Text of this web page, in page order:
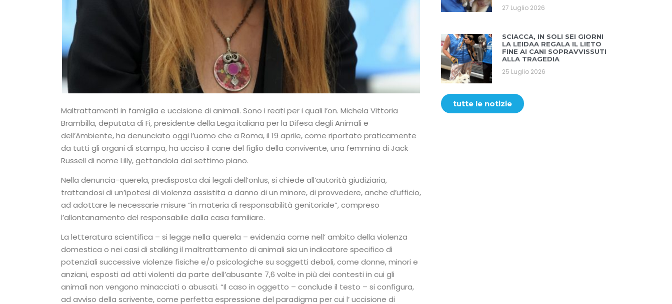
Maltrattamenti in famiglia e uccisione di animali. Sono i reati per i quali l’on. Michela Vittoria
Brambilla, deputata di Fi, presidente della Lega italiana per la Difesa degli Animali e
dell’Ambiente, ha denunciato oggi l’uomo che a Roma, il 19 aprile, come riportato praticamente
da tutti gli organi di stampa, ha ucciso il cane del figlio della convivente, una femmina di Jack
Russell di nome Lilly, gettandola dal settimo piano.
Nella denuncia-querela, predisposta dai legali dell’onlus, si chiede all’autorità giudiziaria,
trattandosi di un’ipotesi di violenza assistita a danno di un minore, di provvedere, anche d’ufficio,
ad adottare le necessarie misure “in materia di responsabilità genitoriale”, compreso
l’allontanamento del responsabile dalla casa familiare.
La letteratura scientifica – si legge nella querela – evidenzia come nell’ ambito della violenza
domestica o nei casi di stalking il maltrattamento di animali sia un indicatore specifico di
potenziali successive violenze fisiche e/o psicologiche su soggetti deboli, come donne, minori e
anziani, esposti ad atti violenti da parte dell’abusante 7,6 volte in più dei contesti in cui gli
animali non vengono minacciati o abusati. “Il caso in oggetto – conclude il testo – si configura,
ad avviso della scrivente, come perfetta espressione del paradigma per cui l’ uccisione di
27 Luglio 2026
SCIACCA, IN SOLI SEI GIORNI
LA LEIDAA REGALA IL LIETO
FINE AI CANI SOPRAVVISSUTI
ALLA TRAGEDIA
25 Luglio 2026
tutte le notizie